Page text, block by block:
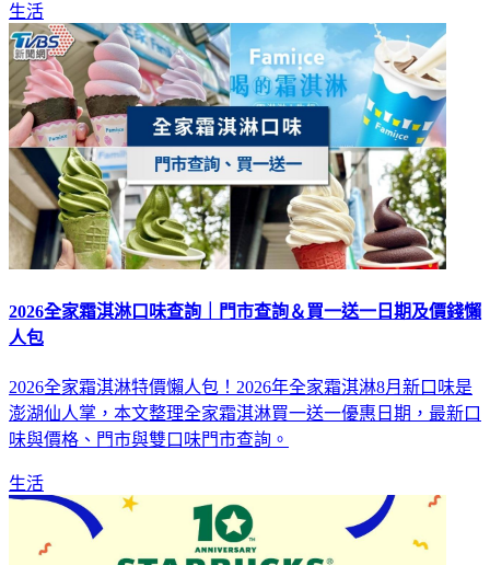
生活
2026全家霜淇淋口味查詢｜門市查詢＆買一送一日期及價錢懶
人包
2026全家霜淇淋特價懶人包！2026年全家霜淇淋8月新口味是
澎湖仙人掌，本文整理全家霜淇淋買一送一優惠日期，最新口
味與價格、門市與雙口味門市查詢。
生活